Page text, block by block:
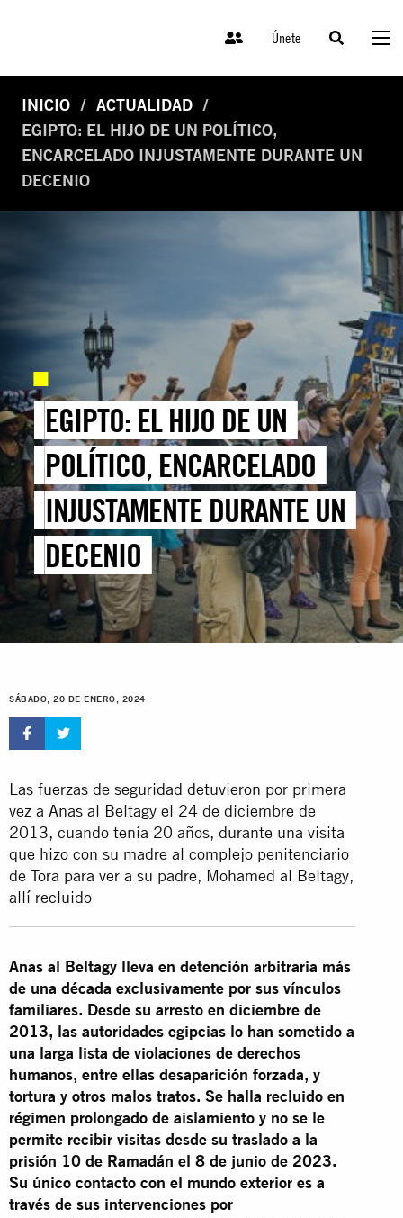
Únete
INICIO
ACTUALIDAD
EGIPTO: EL HIJO DE UN POLÍTICO,
ENCARCELADO INJUSTAMENTE DURANTE UN
DECENIO
EGIPTO: EL HIJO DE UN
POLÍTICO, ENCARCELADO
INJUSTAMENTE DURANTE UN
DECENIO
SÁBADO, 20 DE ENERO, 2024
Las fuerzas de seguridad detuvieron por primera
vez a Anas al Beltagy el 24 de diciembre de
2013, cuando tenía 20 años, durante una visita
que hizo con su madre al complejo penitenciario
de Tora para ver a su padre, Mohamed al Beltagy,
allí recluido
Anas al Beltagy lleva en detención arbitraria más
de una década exclusivamente por sus vínculos
familiares. Desde su arresto en diciembre de
2013, las autoridades egipcias lo han sometido a
una larga lista de violaciones de derechos
humanos, entre ellas desaparición forzada, y
tortura y otros malos tratos. Se halla recluido en
régimen prolongado de aislamiento y no se le
permite recibir visitas desde su traslado a la
prisión 10 de Ramadán el 8 de junio de 2023.
Su único contacto con el mundo exterior es a
través de sus intervenciones por